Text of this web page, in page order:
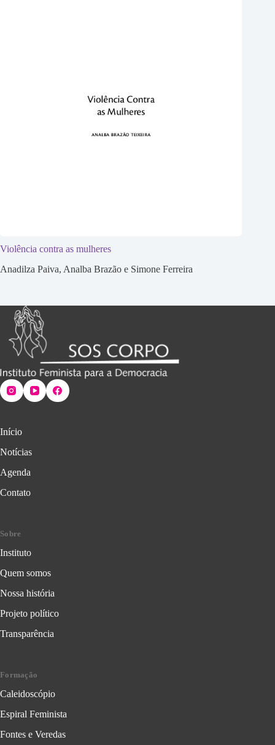
Violência contra as mulheres
Anadilza Paiva, Analba Brazão e Simone Ferreira
Início
Notícias
Agenda
Contato
Sobre
Instituto
Quem somos
Nossa história
Projeto político
Transparência
Formação
Caleidoscópio
Espiral Feminista
Fontes e Veredas